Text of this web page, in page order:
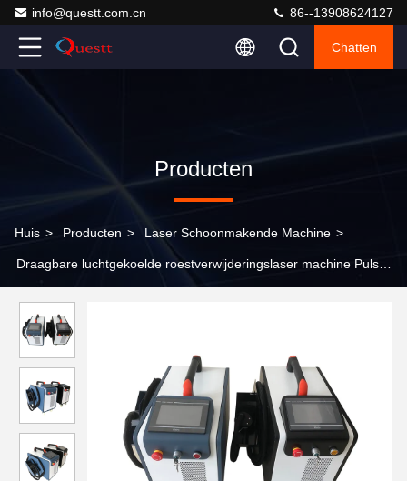
info@questt.com.cn 86--13908624127
Chatten
Producten
Huis > Producten > Laser Schoonmakende Machine >
Draagbare luchtgekoelde roestverwijderingslaser machine Pulse
verwijderen van hout 200W